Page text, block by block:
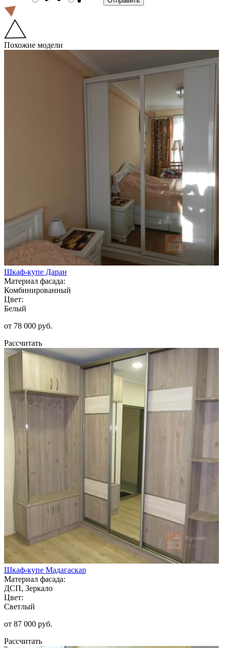
Похожие модели
Шкаф-купе Даран
Материал фасада:
Комбинированный
Цвет:
Белый
от 78 000 руб.
Рассчитать
Шкаф-купе Мадагаскар
Материал фасада:
ДСП, Зеркало
Цвет:
Светлый
от 87 000 руб.
Рассчитать